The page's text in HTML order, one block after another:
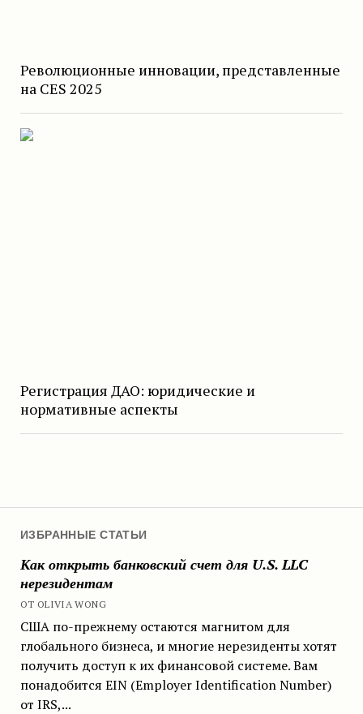
ИЗБРАННЫЕ СТАТЬИ
Как открыть банковский счет для U.S. LLC
нерезидентам
ОТ OLIVIA WONG
США по-прежнему остаются магнитом для
глобального бизнеса, и многие нерезиденты хотят
получить доступ к их финансовой системе. Вам
понадобится EIN (Employer Identification Number)
от IRS,...
Революционные инновации, представленные
на CES 2025
Регистрация ДАО: юридические и
нормативные аспекты